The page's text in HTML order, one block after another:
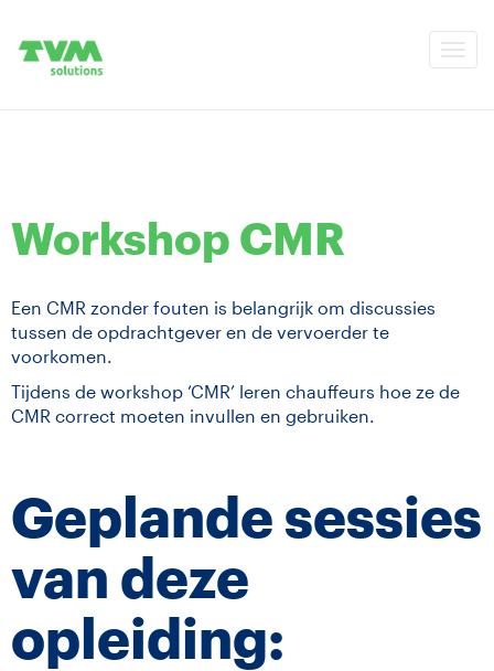
Workshop CMR
Een CMR zonder fouten is belangrijk om discussies
tussen de opdrachtgever en de vervoerder te
voorkomen.
Tijdens de workshop ‘CMR’ leren chauffeurs hoe ze de
CMR correct moeten invullen en gebruiken.
Geplande sessies
van deze
opleiding: